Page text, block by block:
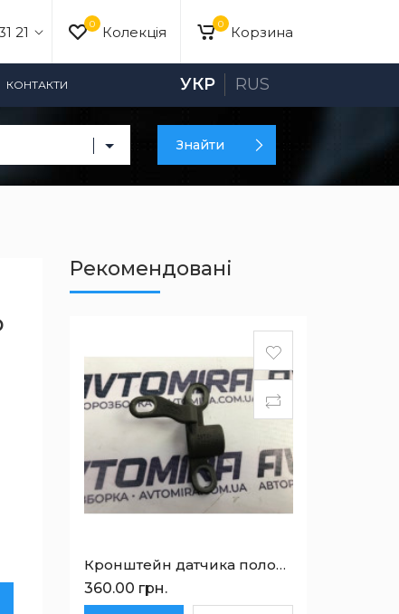
0 Корзина
21 0 Колекція
КОНТАКТИ УКР RUS
Знайти
Рекомендовані
Кронштейн датчика положення колінчастого валу Ford Transit 2.2TDCI 2006-2014 1680028
360.00 грн.